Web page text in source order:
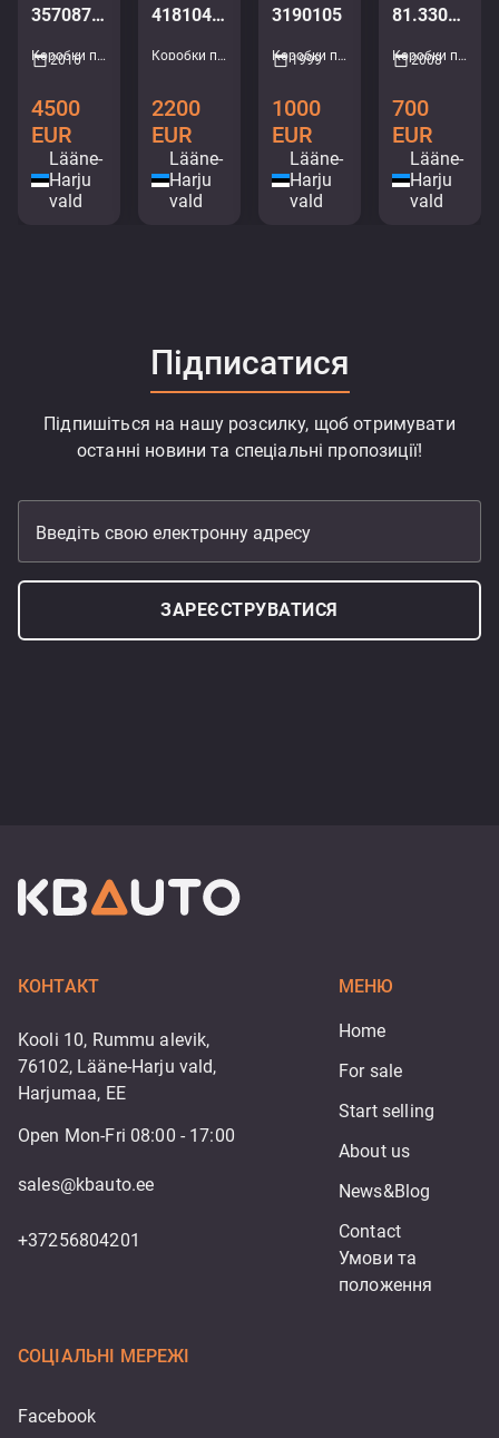
357087 km
Коробки передач • M498-5392
2016
4500
EUR
Lääne-
Harju
vald
4181040050
Коробки передач • M588-0623
2200
EUR
Lääne-
Harju
vald
3190105
Коробки передач • M124-0070
1999
1000
EUR
Lääne-
Harju
vald
81.33001-6692 D3VT0R2-8,5
Коробки передач • M443-3444
2008
700
EUR
Lääne-
Harju
vald
Підписатися
Підпишіться на нашу розсилку, щоб отримувати
останні новини та спеціальні пропозиції!
Введіть свою електронну адресу
ЗАРЕЄСТРУВАТИСЯ
КОНТАКТ
Kooli 10, Rummu alevik,
76102, Lääne-Harju vald,
Harjumaa, EE
Open Mon-Fri 08:00 - 17:00
sales@kbauto.ee
+37256804201
МЕНЮ
Home
For sale
Start selling
About us
News&Blog
Contact
Умови та
положення
СОЦІАЛЬНІ МЕРЕЖІ
Facebook